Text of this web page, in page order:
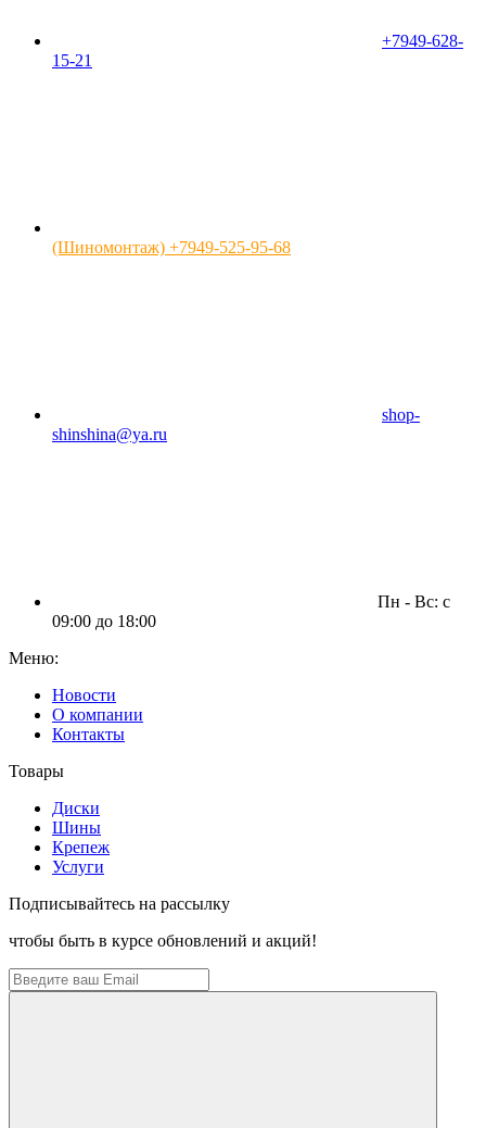
+7949-628-
15-21
(Шиномонтаж) +7949-525-95-68
shop-
shinshina@ya.ru
Пн - Вс: c
09:00 до 18:00
Меню:
Новости
О компании
Контакты
Товары
Диски
Шины
Крепеж
Услуги
Подписывайтесь на рассылку
чтобы быть в курсе обновлений и акций!